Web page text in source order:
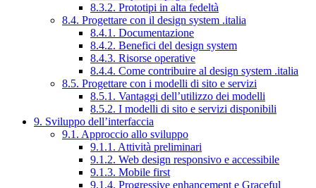
8.3.2. Prototipi in alta fedeltà
8.4. Progettare con il design system .italia
8.4.1. Documentazione
8.4.2. Benefici del design system
8.4.3. Risorse operative
8.4.4. Come contribuire al design system .italia
8.5. Progettare con i modelli di sito e servizi
8.5.1. Vantaggi dell’utilizzo dei modelli
8.5.2. I modelli di sito e servizi disponibili
9. Sviluppo dell’interfaccia
9.1. Approccio allo sviluppo
9.1.1. Attività preliminari
9.1.2. Web design responsivo e accessibile
9.1.3. Mobile first
9.1.4. Progressive enhancement e Graceful